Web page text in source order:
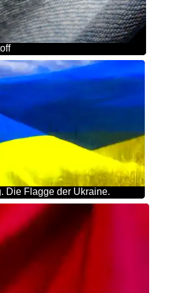
Die Flagge der Ukraine.